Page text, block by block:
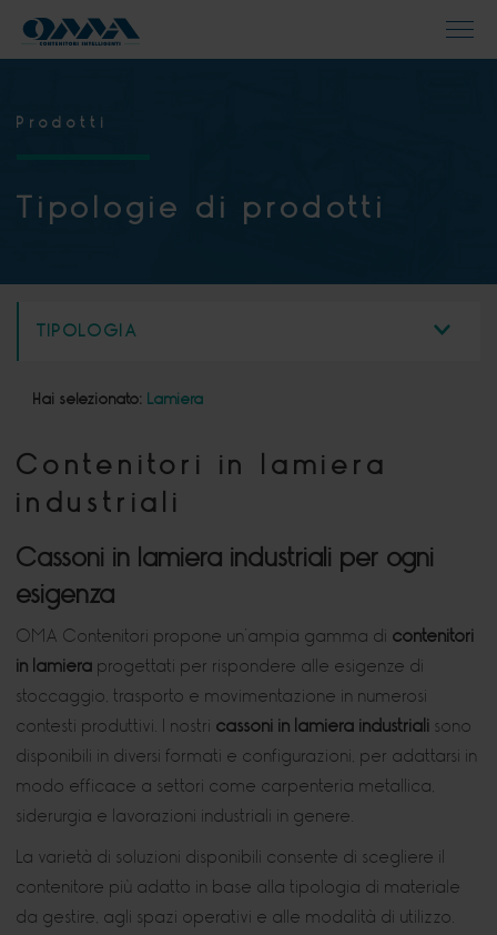
Prodotti
Tipologie di prodotti
TIPOLOGIA
Hai selezionato: Lamiera
Contenitori in lamiera
industriali
Cassoni in lamiera industriali per ogni
esigenza
OMA Contenitori propone un’ampia gamma di contenitori
in lamiera progettati per rispondere alle esigenze di
stoccaggio, trasporto e movimentazione in numerosi
contesti produttivi. I nostri cassoni in lamiera industriali sono
disponibili in diversi formati e configurazioni, per adattarsi in
modo efficace a settori come carpenteria metallica,
siderurgia e lavorazioni industriali in genere.
La varietà di soluzioni disponibili consente di scegliere il
contenitore più adatto in base alla tipologia di materiale
da gestire, agli spazi operativi e alle modalità di utilizzo.